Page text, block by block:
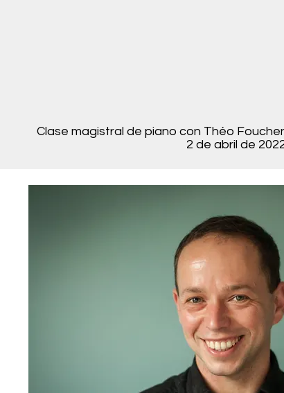
Clase magistral de piano con Théo
2 de abril de